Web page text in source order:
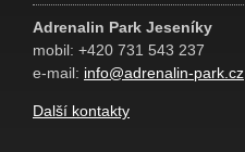
Adrenalin Park Jeseníky
mobil: +420 731 543 237
e-mail: info@adrenalin-park.cz
Další kontakty